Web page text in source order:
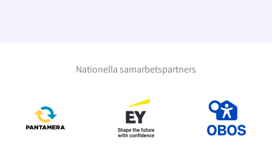
Nationella samarbetspartners